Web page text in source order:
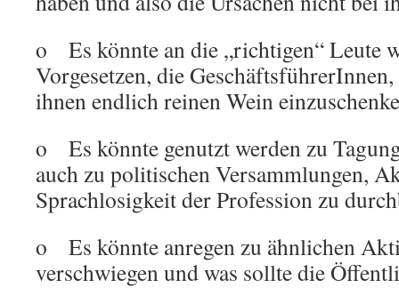
o Es könnte an die „richtigen“ Leute
Vorgesetzen, die
ihnen endlich reinen Wein
o Es könnte genutzt werden zu
auch zu politischen Versammlungen,
Sprachlosigkeit der Profession zu
o Es könnte anregen zu ähnlichen
verschwiegen und was sollte die